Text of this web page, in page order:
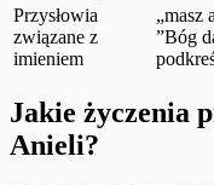
Przysłowia
związane z
imieniem
„masz
”Bóg
Jakie życzenia
Anieli?